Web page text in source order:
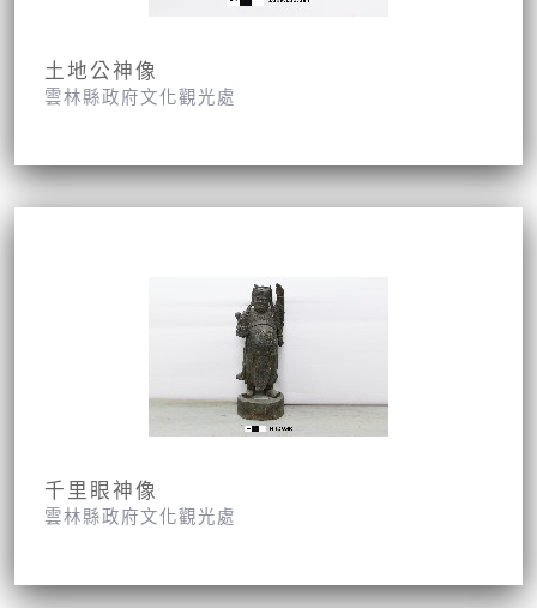
土地公神像
雲林縣政府文化觀光處
千里眼神像
雲林縣政府文化觀光處